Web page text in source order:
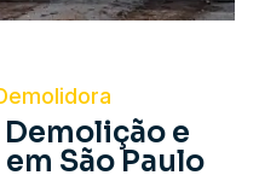
e
São Paulo